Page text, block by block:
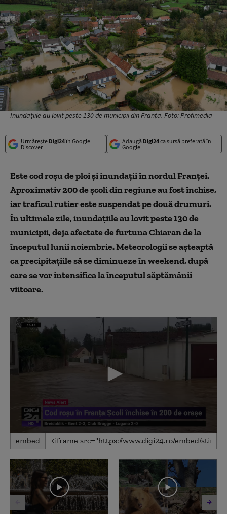
Inundațiile au lovit peste 130 de municipii din Franța. Foto: Profimedia
Urmărește Digi24în Google
Discover
Adaugă Digi24ca sursă preferată în
Google
Este cod roșu de ploi și inundații în nordul Franței.
Aproximativ 200 de școli din regiune au fost închise,
iar traficul rutier este suspendat pe două drumuri.
În ultimele zile, inundațiile au lovit peste 130 de
municipii, deja afectate de furtuna Chiaran de la
începutul lunii noiembrie. Meteorologii se așteaptă
ca precipitațiile să se diminueze în weekend, după
care se vor intensifica la începutul săptămânii
viitoare.
0
seconds
57
seconds
embed